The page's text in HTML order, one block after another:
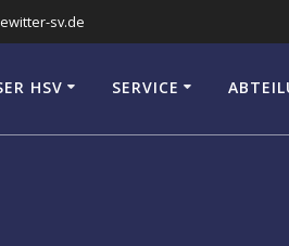
sv.de
HSV SERVICE